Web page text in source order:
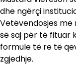
dhe ngërçi
Vetëvendosjes me
së saj për të fituar
formule të re të
zgjedhje.